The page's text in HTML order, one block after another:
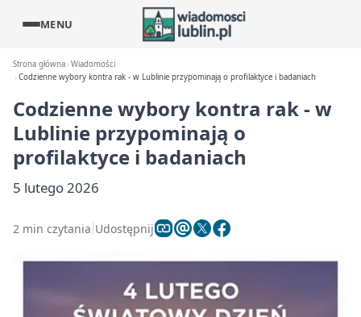
MENU
Strona główna Wiadomości
Codzienne wybory kontra rak - w Lublinie przypominają o profilaktyce i badaniach
Codzienne wybory kontra rak - w
Lublinie przypominają o
profilaktyce i badaniach
5 lutego 2026
2 min czytania Udostępnij